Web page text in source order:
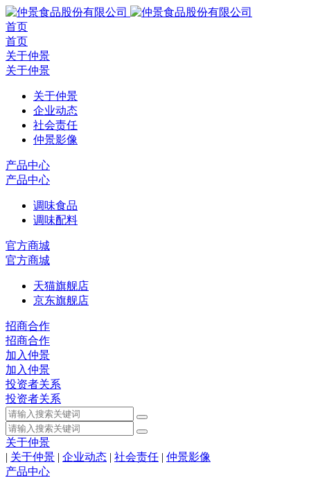
首页
首页
关于仲景
关于仲景
关于仲景
企业动态
社会责任
仲景影像
产品中心
产品中心
调味食品
调味配料
官方商城
官方商城
天猫旗舰店
京东旗舰店
招商合作
招商合作
加入仲景
加入仲景
投资者关系
投资者关系
关于仲景
| 关于仲景 | 企业动态 | 社会责任 | 仲景影像
产品中心